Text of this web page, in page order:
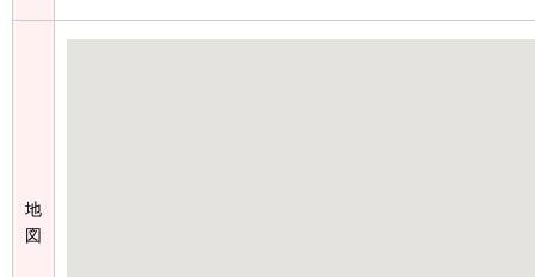
地
図